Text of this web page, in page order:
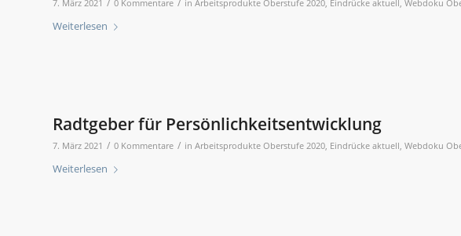
7. März 2021 0 Kommentare in Arbeitsprodukte Oberstufe 2020, Eindrücke aktuell, Webdoku
Weiterlesen
Radtgeber für Persönlichkeitsentwicklung
7. März 2021 / 0 Kommentare / in Arbeitsprodukte Oberstufe 2020, Eindrücke aktuell, Webdoku
Weiterlesen